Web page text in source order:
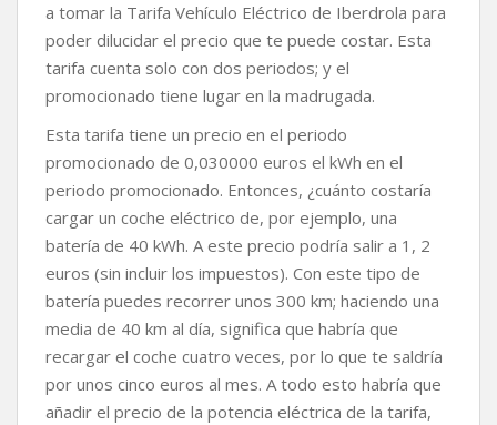
a tomar la Tarifa Vehículo Eléctrico de Iberdrola para
poder dilucidar el precio que te puede costar. Esta
tarifa cuenta solo con dos periodos; y el
promocionado tiene lugar en la madrugada.
Esta tarifa tiene un precio en el periodo
promocionado de 0,030000 euros el kWh en el
periodo promocionado. Entonces, ¿cuánto costaría
cargar un coche eléctrico de, por ejemplo, una
batería de 40 kWh. A este precio podría salir a 1, 2
euros (sin incluir los impuestos). Con este tipo de
batería puedes recorrer unos 300 km; haciendo una
media de 40 km al día, significa que habría que
recargar el coche cuatro veces, por lo que te saldría
por unos cinco euros al mes. A todo esto habría que
añadir el precio de la potencia eléctrica de la tarifa,